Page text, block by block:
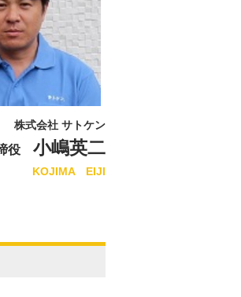
株式会社 サトケン
役 小嶋英二
KOJIMA EIJI